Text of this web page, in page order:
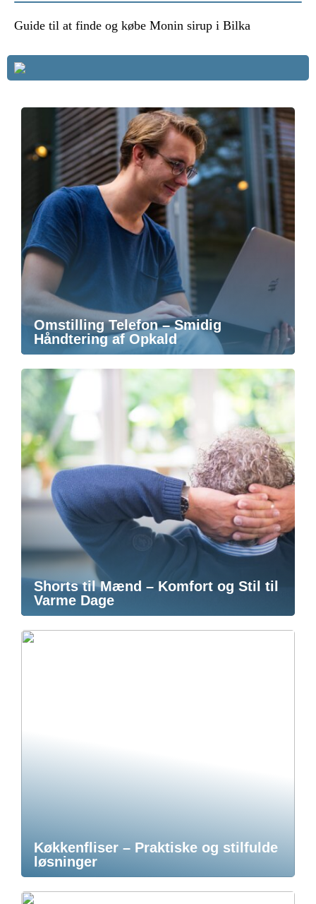
Guide til at finde og købe Monin sirup i Bilka
Omstilling Telefon – Smidig
Håndtering af Opkald
Shorts til Mænd – Komfort og Stil til
Varme Dage
Køkkenfliser – Praktiske og stilfulde
løsninger